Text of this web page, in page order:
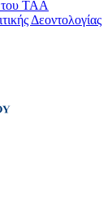
του ΤΑΑ
Δεοντολογίας